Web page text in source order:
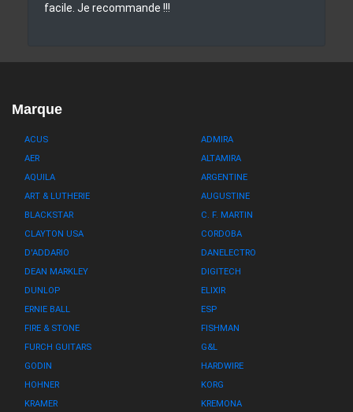
facile. Je recommande !!!
Marque
ACUS
ADMIRA
AER
ALTAMIRA
AQUILA
ARGENTINE
ART & LUTHERIE
AUGUSTINE
BLACKSTAR
C. F. MARTIN
CLAYTON USA
CORDOBA
D'ADDARIO
DANELECTRO
DEAN MARKLEY
DIGITECH
DUNLOP
ELIXIR
ERNIE BALL
ESP
FIRE & STONE
FISHMAN
FURCH GUITARS
G&L
GODIN
HARDWIRE
HOHNER
KORG
KRAMER
KREMONA